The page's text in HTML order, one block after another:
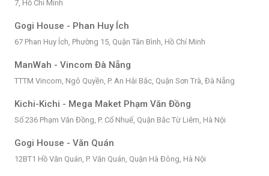
7, Hồ Chí Minh
Gogi House - Phan Huy Ích
67 Phan Huy Ích, Phường 15, Quận Tân Bình, Hồ Chí Minh
ManWah - Vincom Đà Nẵng
TTTM Vincom, Ngô Quyền, P. An Hải Bắc, Quận Sơn Trà, Đà Nẵng
Kichi-Kichi - Mega Maket Phạm Văn Đồng
Số 236 Phạm Văn Đồng, P. Cổ Nhuế, Quận Bắc Từ Liêm, Hà Nội
Gogi House - Văn Quán
12BT1 Hồ Văn Quán, P. Văn Quán, Quận Hà Đông, Hà Nội